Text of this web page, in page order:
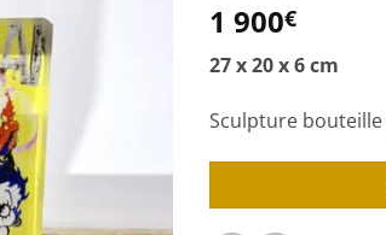
1 900€
27 x 20 x 6 cm
Sculpture